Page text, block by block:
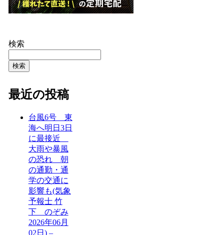
検索
検索
最近の投稿
台風6号 東
海へ明日3日
に最接近
大雨や暴風
の恐れ 朝
の通勤・通
学の交通に
影響も(気象
予報士 竹
下 のぞみ
2026年06月
02日) –